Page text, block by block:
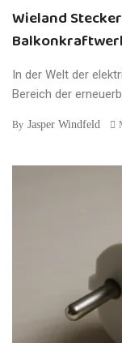
Wieland
In der Welt der
Bereich der
By Jasper Windfeld